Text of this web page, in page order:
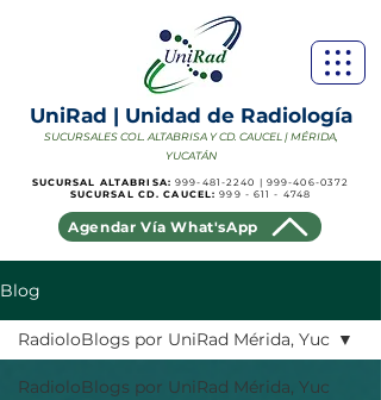
SUCURSAL ALTABRISA:999-481-2240 | 999-406-0372
SUCURSAL CD. CAUCEL:999 - 611 - 4748
UniRad | Unidad de Radiología
SUCURSALES COL. ALTABRISA Y CD. CAUCEL | MÉRIDA,
YUCATÁN
Agendar Vía What'sApp
Blog
RadioloBlogs por UniRad Mérida, Yuc
RadioloBlogs por UniRad Mérida, Yuc